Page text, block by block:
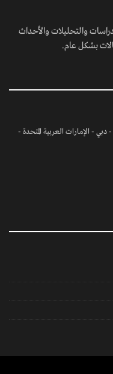
والتحليلات والأحداث
بشكل عام.
- الإمارات العربية المتحدة -